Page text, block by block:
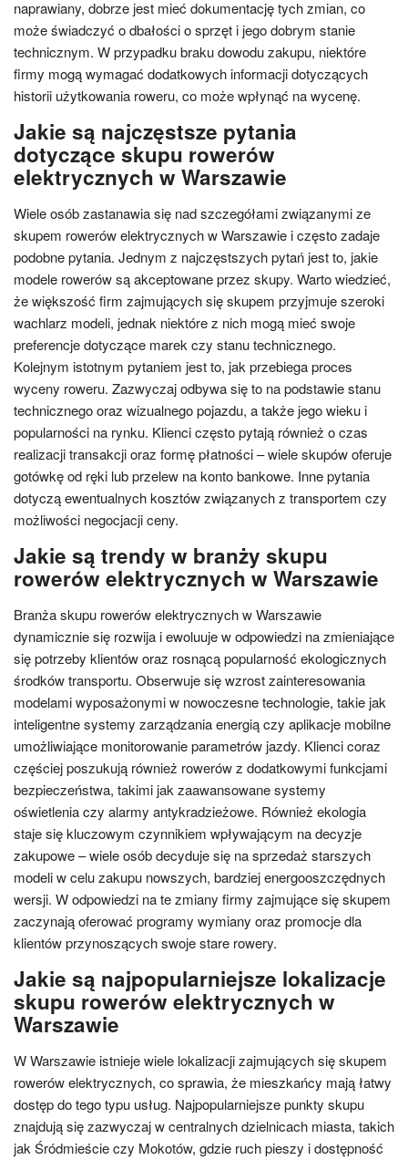
naprawiany, dobrze jest mieć dokumentację tych zmian, co
może świadczyć o dbałości o sprzęt i jego dobrym stanie
technicznym. W przypadku braku dowodu zakupu, niektóre
firmy mogą wymagać dodatkowych informacji dotyczących
historii użytkowania roweru, co może wpłynąć na wycenę.
Jakie są najczęstsze pytania
dotyczące skupu rowerów
elektrycznych w Warszawie
Wiele osób zastanawia się nad szczegółami związanymi ze
skupem rowerów elektrycznych w Warszawie i często zadaje
podobne pytania. Jednym z najczęstszych pytań jest to, jakie
modele rowerów są akceptowane przez skupy. Warto wiedzieć,
że większość firm zajmujących się skupem przyjmuje szeroki
wachlarz modeli, jednak niektóre z nich mogą mieć swoje
preferencje dotyczące marek czy stanu technicznego.
Kolejnym istotnym pytaniem jest to, jak przebiega proces
wyceny roweru. Zazwyczaj odbywa się to na podstawie stanu
technicznego oraz wizualnego pojazdu, a także jego wieku i
popularności na rynku. Klienci często pytają również o czas
realizacji transakcji oraz formę płatności – wiele skupów oferuje
gotówkę od ręki lub przelew na konto bankowe. Inne pytania
dotyczą ewentualnych kosztów związanych z transportem czy
możliwości negocjacji ceny.
Jakie są trendy w branży skupu
rowerów elektrycznych w Warszawie
Branża skupu rowerów elektrycznych w Warszawie
dynamicznie się rozwija i ewoluuje w odpowiedzi na zmieniające
się potrzeby klientów oraz rosnącą popularność ekologicznych
środków transportu. Obserwuje się wzrost zainteresowania
modelami wyposażonymi w nowoczesne technologie, takie jak
inteligentne systemy zarządzania energią czy aplikacje mobilne
umożliwiające monitorowanie parametrów jazdy. Klienci coraz
częściej poszukują również rowerów z dodatkowymi funkcjami
bezpieczeństwa, takimi jak zaawansowane systemy
oświetlenia czy alarmy antykradzieżowe. Również ekologia
staje się kluczowym czynnikiem wpływającym na decyzje
zakupowe – wiele osób decyduje się na sprzedaż starszych
modeli w celu zakupu nowszych, bardziej energooszczędnych
wersji. W odpowiedzi na te zmiany firmy zajmujące się skupem
zaczynają oferować programy wymiany oraz promocje dla
klientów przynoszących swoje stare rowery.
Jakie są najpopularniejsze lokalizacje
skupu rowerów elektrycznych w
Warszawie
W Warszawie istnieje wiele lokalizacji zajmujących się skupem
rowerów elektrycznych, co sprawia, że mieszkańcy mają łatwy
dostęp do tego typu usług. Najpopularniejsze punkty skupu
znajdują się zazwyczaj w centralnych dzielnicach miasta, takich
jak Śródmieście czy Mokotów, gdzie ruch pieszy i dostępność